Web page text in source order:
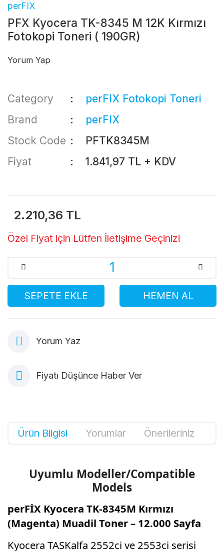
perFIX
PFX Kyocera TK-8345 M 12K Kırmızı
Fotokopi Toneri ( 190GR)
Yorum Yap
Category
perFIX Fotokopi Toneri
Brand
perFIX
Stock Code
PFTK8345M
Fiyat
1.841,97 TL + KDV
2.210,36 TL
Özel Fiyat için Lütfen İletişime Geçiniz!
SEPETE EKLE HEMEN AL
Yorum Yaz
Fiyatı Düşünce Haber Ver
Ürün Bilgisi Yorumlar Önerileriniz
Uyumlu Modeller/Compatible
Models
perFİX Kyocera TK-8345M Kırmızı
(Magenta) Muadil Toner – 12.000 Sayfa
Kyocera TASKalfa 2552ci ve 2553ci serisi